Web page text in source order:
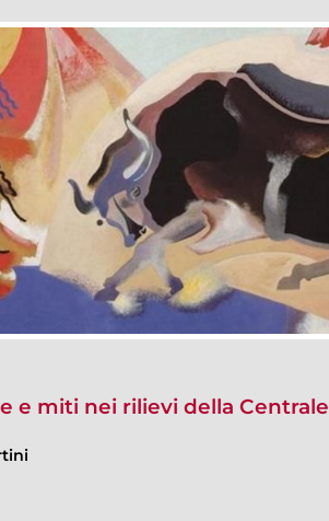
e miti nei rilievi della Centrale